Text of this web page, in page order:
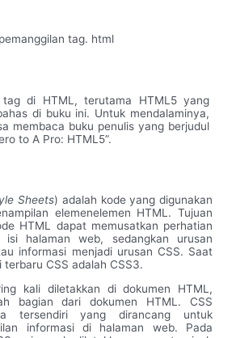
tag. html
tag di HTML, terutama HTML5 yang
di buku ini. Untuk mendalaminya,
membaca buku penulis yang berjudul
to A Pro: HTML5”.
Sheets) adalah kode yang digunakan
elemenelemen HTML. Tujuan
HTML dapat memusatkan perhatian
halaman web, sedangkan urusan
informasi menjadi urusan CSS. Saat
terbaru CSS adalah CSS3.
kali diletakkan di dokumen HTML,
bagian dari dokumen HTML. CSS
tersendiri yang dirancang untuk
informasi di halaman web. Pada